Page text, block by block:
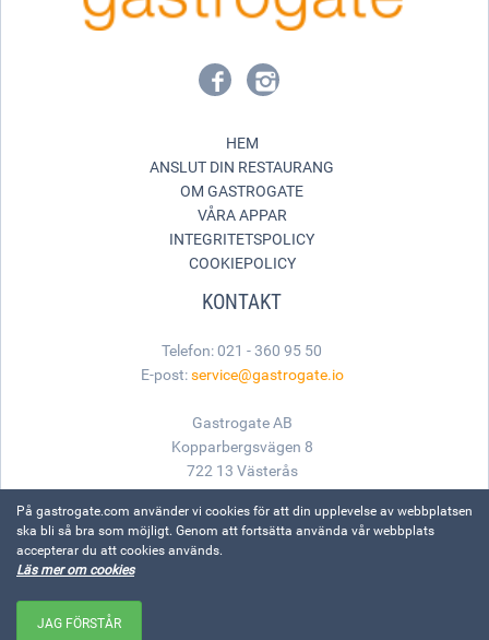
HEM
ANSLUT DIN RESTAURANG
OM GASTROGATE
VÅRA APPAR
INTEGRITETSPOLICY
COOKIEPOLICY
KONTAKT
Telefon: 021 - 360 95 50
E-post:service@gastrogate.io
Gastrogate AB
Kopparbergsvägen 8
722 13 Västerås
© Gastrogate, 1999-2026. Alla rättigheter reserverade.
På gastrogate.com använder vi cookies för att din upplevelse av webbplatsen
ska bli så bra som möjligt. Genom att fortsätta använda vår webbplats
accepterar du att cookies används.
Läs mer om cookies
JAG FÖRSTÅR